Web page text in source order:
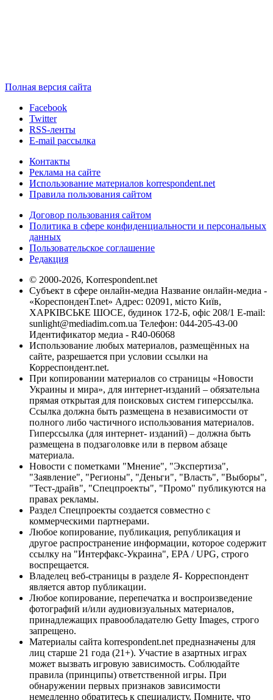
Полная версия сайта
Facebook
Twitter
RSS-ленты
E-mail рассылка
Контакты
Реклама на сайте
Использование материалов korrespondent.net
Правила пользования сайтом
Договор пользования сайтом
Политика в сфере конфиденциальности и персональных
данных
Пользовательское соглашение
Редакция
© 2000-2026, Korrespondent.net
Субъект в сфере онлайн-медиа Название онлайн-медиа -
«КореспонденТ.net» Адрес: 02091, місто Київ,
ХАРКІВСЬКЕ ШОСЕ, будинок 172-Б, офіс 208/1 E-mail:
sunlight@mediadim.com.ua Телефон: 044-205-43-00
Идентификатор медиа - R40-06068
Использование любых материалов, размещённых на
сайте, разрешается при условии ссылки на
Корреспондент.net.
При копировании материалов со страницы «Новости
Украины и мира», для интернет-изданий – обязательна
прямая открытая для поисковых систем гиперссылка.
Ссылка должна быть размещена в независимости от
полного либо частичного использования материалов.
Гиперссылка (для интернет- изданий) – должна быть
размещена в подзаголовке или в первом абзаце
материала.
Новости с пометками "Мнение", "Экспертиза",
"Заявление", "Регионы", "Деньги", "Власть", "Выборы",
"Тест-драйв", "Спецпроекты", "Промо" публикуются на
правах рекламы.
Раздел Спецпроекты создается совместно с
коммерческими партнерами.
Любое копирование, публикация, републикация и
другое распространение информации, которое содержит
ссылку на "Интерфакс-Украина", EPA / UPG, строго
воспрещается.
Владелец веб-страницы в разделе Я- Корреспондент
является автор публикации.
Любое копирование, перепечатка и воспроизведение
фотографий и/или аудиовизуальных материалов,
принадлежащих правообладателю Getty Images, строго
запрещено.
Материалы сайта korrespondent.net предназначены для
лиц старше 21 года (21+). Участие в азартных играх
может вызвать игровую зависимость. Соблюдайте
правила (принципы) ответственной игры. При
обнаружении первых признаков зависимости
немедленно обратитесь к специалисту. Помните, что